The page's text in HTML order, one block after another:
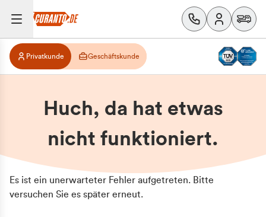
Privatkunde Geschäftskunde
Huch, da hat etwas
nicht funktioniert.
Es ist ein unerwarteter Fehler aufgetreten. Bitte
versuchen Sie es später erneut.